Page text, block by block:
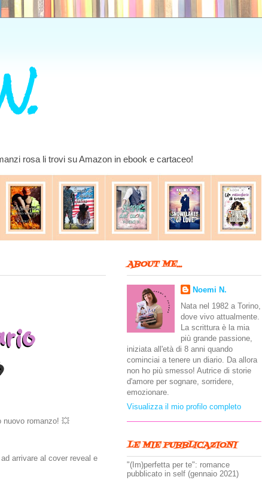
rosa li trovi su Amazon in ebook e cartaceo!
nuovo romanzo! 💥
arrivare al cover reveal e
ABOUT ME...
Noemi N.
Nata nel 1982 a Torino,
dove vivo attualmente.
La scrittura è la mia
più grande passione,
iniziata all'età di 8 anni quando
cominciai a tenere un diario. Da allora
non ho più smesso! Autrice di storie
d'amore per sognare, sorridere,
emozionare.
Visualizza il mio profilo completo
LE MIE PUBBLICAZIONI
"(Im)perfetta per te": romance
pubblicato in self (gennaio 2021)